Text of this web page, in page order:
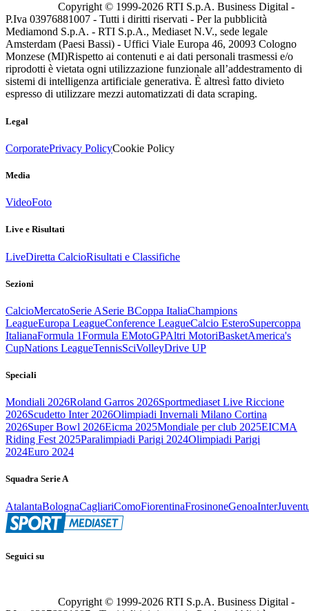
Copyright © 1999-2026 RTI S.p.A. Business Digital -
P.Iva 03976881007 - Tutti i diritti riservati - Per la pubblicità
Mediamond S.p.A. - RTI S.p.A., Mediaset N.V., sede legale
Amsterdam (Paesi Bassi) - Uffici Viale Europa 46, 20093 Cologno
Monzese (MI)Rispetto ai contenuti e ai dati personali trasmessi e/o
riprodotti è vietata ogni utilizzazione funzionale all’addestramento di
sistemi di intelligenza artificiale generativa. È altresì fatto divieto
espresso di utilizzare mezzi automatizzati di data scraping.
Legal
CorporatePrivacy PolicyCookie Policy
Media
VideoFoto
Live e Risultati
LiveDiretta CalcioRisultati e Classifiche
Sezioni
CalcioMercatoSerie ASerie BCoppa ItaliaChampions
LeagueEuropa LeagueConference LeagueCalcio EsteroSupercoppa
ItalianaFormula 1Formula EMotoGPAltri MotoriBasketAmerica's
CupNations LeagueTennisSciVolleyDrive UP
Speciali
Mondiali 2026Roland Garros 2026Sportmediaset Live Riccione
2026Scudetto Inter 2026Olimpiadi Invernali Milano Cortina
2026Super Bowl 2026Eicma 2025Mondiale per club 2025EICMA
Riding Fest 2025Paralimpiadi Parigi 2024Olimpiadi Parigi
2024Euro 2024
Squadra Serie A
AtalantaBolognaCagliariComoFiorentinaFrosinoneGenoaInter
Seguici su
Copyright © 1999-2026 RTI S.p.A. Business Digital -